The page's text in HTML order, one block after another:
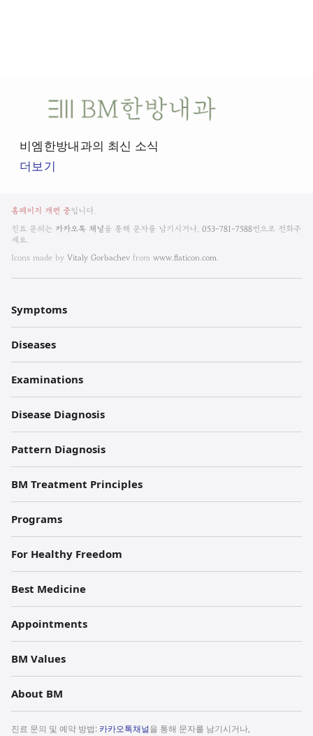
비
엠
방
내
뉴
스
비엠한방내과의 최신 소식
더보기
비
엠
한
방
내
과
한
의
원
각
주
홈페이지 개편 중입니다.
진료 문의는 카카오톡 채널을 통해 문자를 남기시거나, 053-781-7588번으로 전화주
세요.
Icons made by Vitaly Gorbachev from www.flaticon.com.
Symptoms
Diseases
Examinations
Disease Diagnosis
Pattern Diagnosis
BM Treatment Principles
Programs
For Healthy Freedom
Best Medicine
Appointments
BM Values
About BM
진료 문의 및 예약 방법: 카카오톡채널을 통해 문자를 남기시거나,